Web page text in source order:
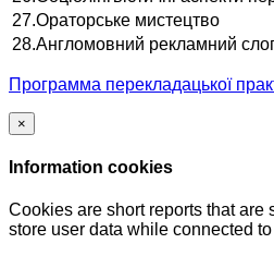
27.Ораторське мистецтво
28.Англомовний рекламний
Программа перекладацької
×
Information cookies
Cookies are short reports that are
store user data while connected